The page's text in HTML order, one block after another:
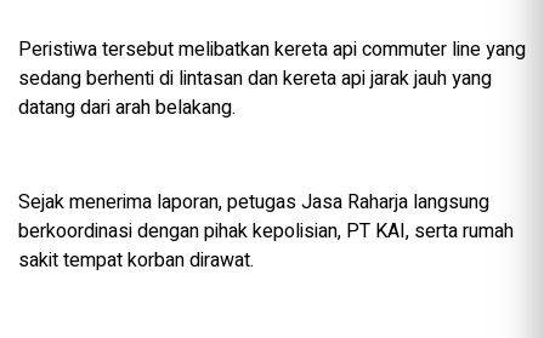
Peristiwa tersebut melibatkan kereta api commuter line yang
sedang berhenti di lintasan dan kereta api jarak jauh yang
datang dari arah belakang.
Sejak menerima laporan, petugas Jasa Raharja langsung
berkoordinasi dengan pihak kepolisian, PT KAI, serta rumah
sakit tempat korban dirawat.